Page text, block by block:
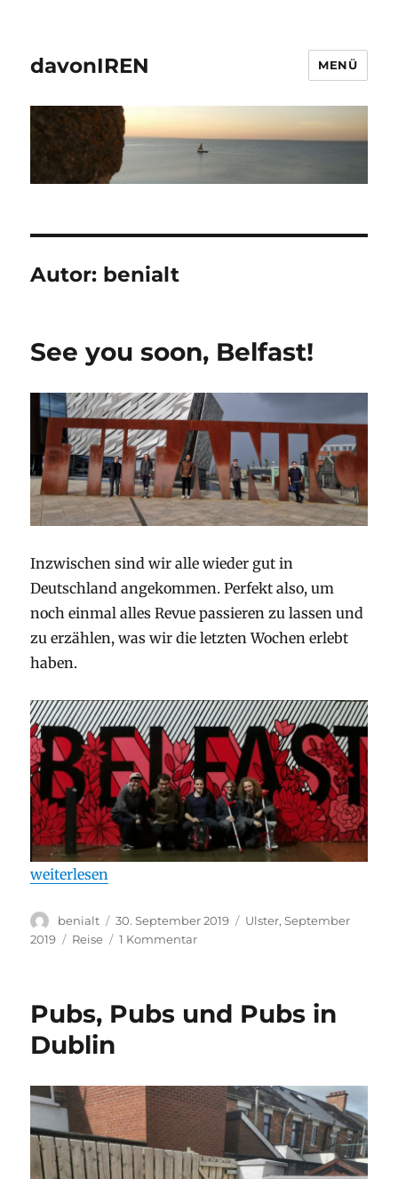
davonIREN MENÜ
Autor: benialt
See you soon, Belfast!
Inzwischen sind wir alle wieder gut in
Deutschland angekommen. Perfekt also, um
noch einmal alles Revue passieren zu lassen und
zu erzählen, was wir die letzten Wochen erlebt
haben.
„See you soon, Belfast!“
weiterlesen
Autor
benialt
Veröffentlicht
am
30. September 2019 Stay
Ulster, September
2019
Kategorien
Reise 1 Kommentarzu
Belfast!
Pubs, Pubs und Pubs in
Dublin